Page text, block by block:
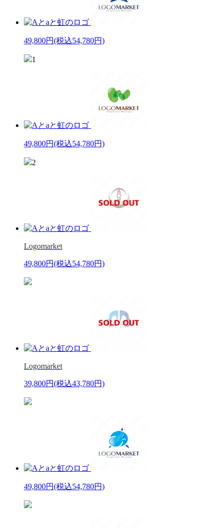
49,800円(税込54,780円)
1
49,800円(税込54,780円)
2
Logomarket
49,800円(税込54,780円)
Logomarket
39,800円(税込43,780円)
49,800円(税込54,780円)